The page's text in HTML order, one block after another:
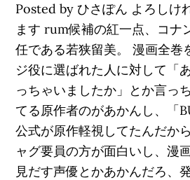
Posted by ひさぽん よろしけ
ます rum候補の紅一点、コナ
任である若狭留美。 漫画全巻
ジ役に選ばれた人に対して「
っちゃいましたか」とか言っ
てる原作者のがあかんし、「
公式が原作軽視してたんだか
ャグ要員の方が面白いし、漫
見だす声優とかあかんだろ、